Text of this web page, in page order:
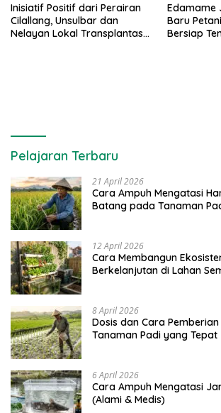
Inisiatif Positif dari Perairan
Cilallang, Unsulbar dan
Nelayan Lokal Transplantasi
Edamame
Baru
Bersiap
Pelajaran Terbaru
21 April 2026
Cara Ampuh Mengatasi
Batang pada Tanaman
12 April 2026
Cara Membangun
Berkelanjutan di Lahan
8 April 2026
Dosis dan Cara
Tanaman Padi yang Tepat
6 April 2026
Cara Ampuh Mengatasi
(Alami & Medis)